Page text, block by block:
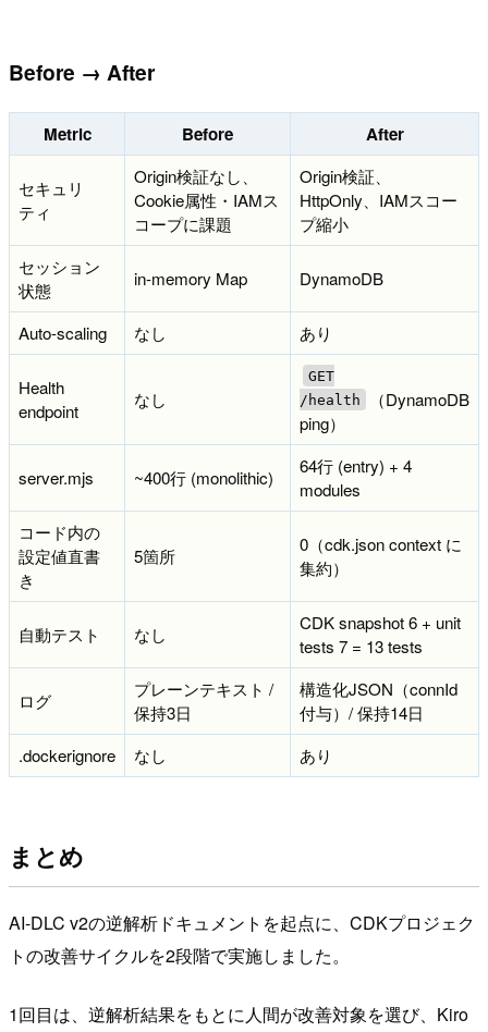
Before → After
Metric Before After
セキュリ
ティ
Origin検証なし、
Cookie属性・IAMス
コープに課題
Origin検証、
HttpOnly、IAMスコー
プ縮小
セッション
状態
in-memory Map DynamoDB
Auto-scaling なし あり
Health
endpoint
なし
GET
/health
（DynamoDB
ping）
server.mjs ~400行 (monolithic)
64行 (entry) + 4
modules
コード内の
設定値直書
き
5箇所
0（cdk.json context に
集約）
自動テスト なし
CDK snapshot 6 + unit
tests 7 = 13 tests
ログ
プレーンテキスト /
保持3日
構造化JSON（connId
付与）/ 保持14日
.dockerignore
なし あり
まとめ
AI-DLC v2の逆解析ドキュメントを起点に、CDKプロジェク
トの改善サイクルを2段階で実施しました。
1回目は、逆解析結果をもとに人間が改善対象を選び、Kiro